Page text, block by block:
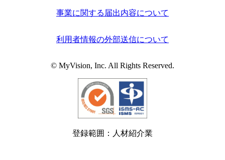
事業に関する届出内容について
利用者情報の外部送信について
© MyVision, Inc. All Rights Reserved.
登録範囲：人材紹介業